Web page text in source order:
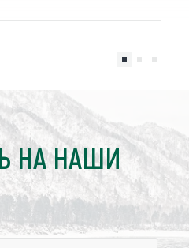
НА НАШИ